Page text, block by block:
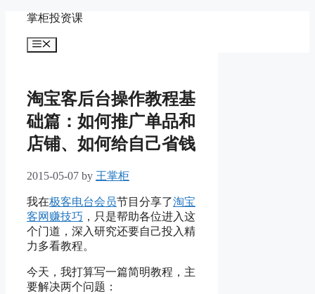
content
掌柜投资课
Menu
淘宝客后台操作教程基
础篇：如何推广单品和
店铺、如何给自己省钱
2015-05-07 by 王掌柜
我在极客电台会员节目分享了淘宝
客网赚技巧 ，只是帮助各位进入这
个门道，深入研究还要自己投入精
力多看教程。
今天，我打算写一篇简明教程，主
要解决两个问题：